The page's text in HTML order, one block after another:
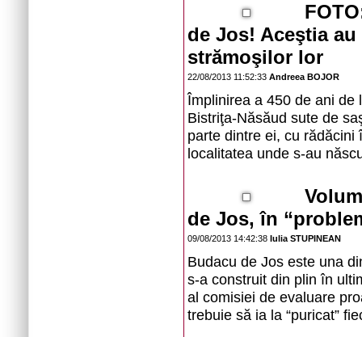
de Jos! Aceştia
strămoşilor lor
22/08/2013 11:52:33 Andreea BOJOR
Împlinirea a 450 de ani de
Bistriţa-Năsăud sute de
parte dintre ei, cu
localitatea unde s-au
de Jos, în
09/08/2013 14:42:38 Iulia STUPINEAN
Budacu de Jos este una
s-a construit din plin în
al comisiei de evaluare
trebuie să ia la “puricat”